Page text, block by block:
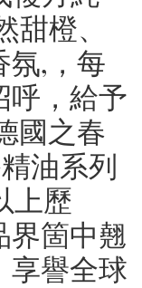
橙、
氛,，每
呼，給予
國之春
油系列
上歷
界箇中翹
享譽全球